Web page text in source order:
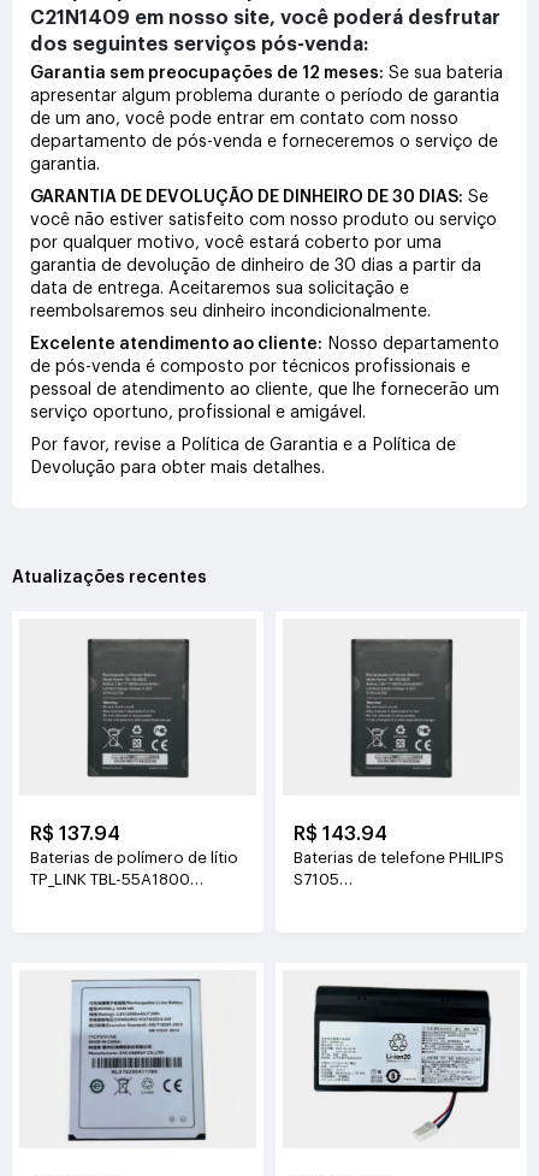
C21N1409 em nosso site, você poderá desfrutar
dos seguintes serviços pós-venda:
Garantia sem preocupações de 12 meses: Se sua bateria
apresentar algum problema durante o período de garantia
de um ano, você pode entrar em contato com nosso
departamento de pós-venda e forneceremos o serviço de
garantia.
GARANTIA DE DEVOLUÇÃO DE DINHEIRO DE 30 DIAS: Se
você não estiver satisfeito com nosso produto ou serviço
por qualquer motivo, você estará coberto por uma
garantia de devolução de dinheiro de 30 dias a partir da
data de entrega. Aceitaremos sua solicitação e
reembolsaremos seu dinheiro incondicionalmente.
Excelente atendimento ao cliente: Nosso departamento
de pós-venda é composto por técnicos profissionais e
pessoal de atendimento ao cliente, que lhe fornecerão um
serviço oportuno, profissional e amigável.
Por favor, revise a Política de Garantia e a Política de
Devolução para obter mais detalhes.
Atualizações recentes
R$ 137.94
Baterias de polímero de lítio
TP_LINK TBL-55A1800
R$ 143.94
Baterias de telefone PHILIPS
S7105